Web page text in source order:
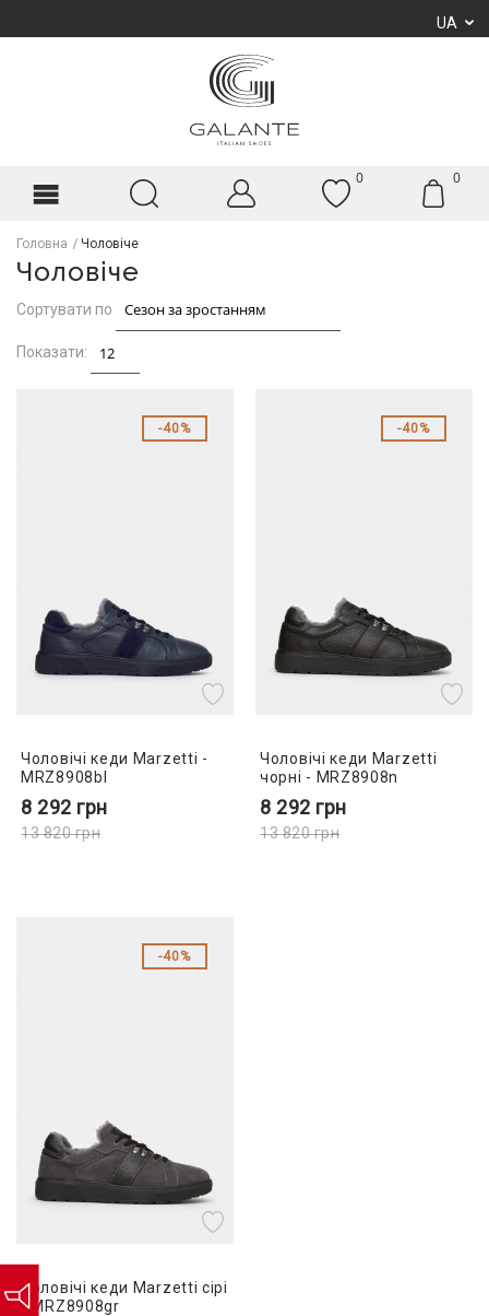
UA
0 0
Головна Чоловіче
Чоловіче
Сортувати по
Показати:
40%
Чоловічі кеди Marzetti -
MRZ8908bl
8 292 грн
13 820грн
40%
Чоловічі кеди Marzetti
чорні - MRZ8908n
8 292 грн
13 820грн
40%
Чоловічі кеди Marzetti сірі
- MRZ8908gr